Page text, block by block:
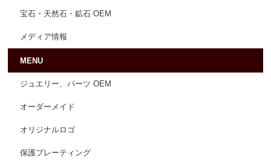
宝石・天然石・鉱石 OEM
メディア情報
MENU
ジュエリー、パーツ OEM
オーダーメイド
オリジナルロゴ
保護プレーティング